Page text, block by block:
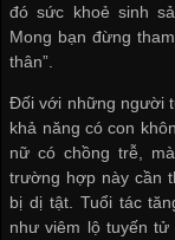
đó sức khoẻ sinh
Mong bạn đừng
thân”.
Đối với những người
khả năng có con
nữ có chồng trễ,
trường hợp này cần
bị dị tật. Tuổi tác
như viêm lộ tuyến